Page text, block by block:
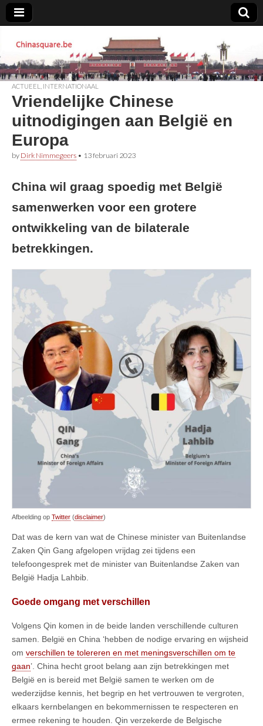
Chinasquare.be
ACTUEEL INTERNATIONAAL
Vriendelijke Chinese
uitnodigingen aan België en
Europa
by Dirk Nimmegeers • 13 februari 2023
China wil graag spoedig met België
samenwerken voor een grotere
ontwikkeling van de bilaterale
betrekkingen.
Afbeelding op Twitter (disclaimer)
Dat was de kern van wat de Chinese minister van Buitenlandse
Zaken Qin Gang afgelopen vrijdag zei tijdens een
telefoongesprek met de minister van Buitenlandse Zaken van
België Hadja Lahbib.
Goede omgang met verschillen
Volgens Qin komen in de beide landen verschillende culturen
samen. België en China ‘hebben de nodige ervaring en wijsheid
om verschillen te tolereren en met meningsverschillen om te
gaan’. China hecht groot belang aan zijn betrekkingen met
België en is bereid met België samen te werken om de
wederzijdse kennis, het begrip en het vertrouwen te vergroten,
elkaars kernbelangen en bekommernissen te respecteren en
ermee rekening te houden. Qin verzekerde de Belgische